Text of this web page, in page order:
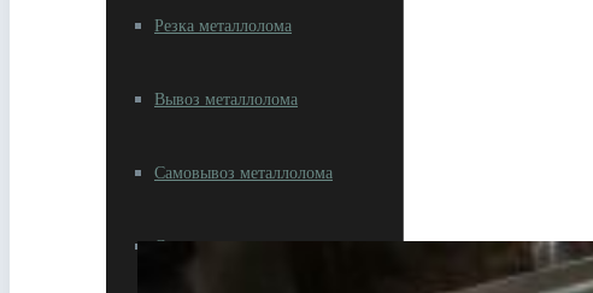
Резка металлолома
Вывоз металлолома
Самовывоз металлолома
Сдать автотехнику на металлолом